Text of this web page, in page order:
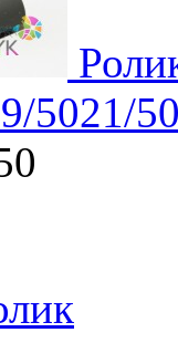
5021/